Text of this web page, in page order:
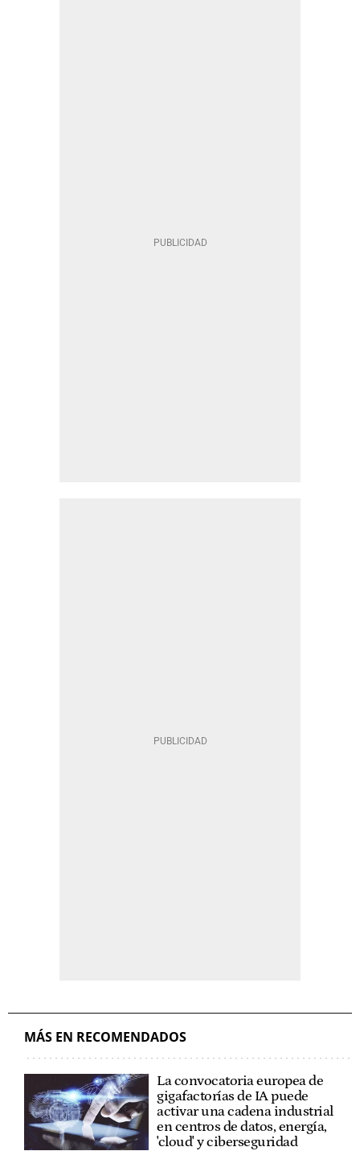
MÁS EN RECOMENDADOS
La convocatoria europea de
gigafactorías de IA puede
activar una cadena industrial
en centros de datos, energía,
'cloud' y ciberseguridad